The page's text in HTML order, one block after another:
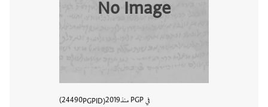
No Image
في PGP منذ 2019
PGPID
24490